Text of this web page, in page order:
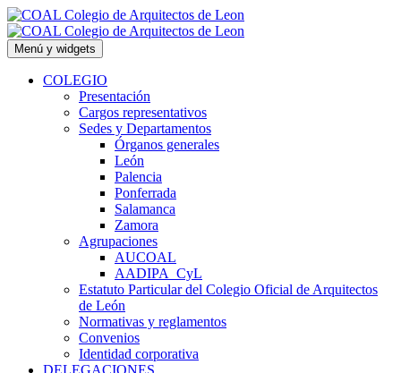
Saltar
al
contenido
Menú y widgets
COLEGIO
Presentación
Cargos representativos
Sedes y Departamentos
Órganos generales
León
Palencia
Ponferrada
Salamanca
Zamora
Agrupaciones
AUCOAL
AADIPA_CyL
Estatuto Particular del Colegio Oficial de Arquitectos
de León
Normativas y reglamentos
Convenios
Identidad corporativa
DELEGACIONES